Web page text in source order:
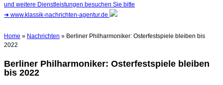
und weitere Dienstleistungen besuchen Sie bitte
➜ www.klassik-nachrichten-agentur.de
Home » Nachrichten » Berliner Philharmoniker: Osterfestspiele bleiben bis
2022
Berliner Philharmoniker: Osterfestspiele bleiben
bis 2022